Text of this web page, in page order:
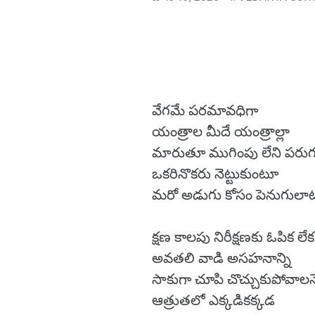
వేగమే పరమావధిగా
యంత్రాల మీదే యంత్రాల్లా
మారుతూ ముగింపు లేని
ఒకరినొకరు నెట్టుకుంటూ
మరో అడుగు కోసం
క్షణ కాలపు నిరీక్షణకు ఓపిక లేక
అవతలి వాడి అసహనాన్ని
సాకుగా చూపి
ఆత్రుతలో ఎక్కడికక్కడ